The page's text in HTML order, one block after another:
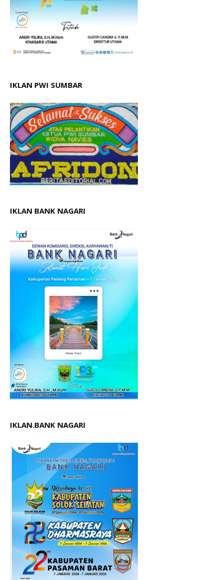
IKLAN PWI SUMBAR
IKLAN BANK NAGARI
IKLAN.BANK NAGARI